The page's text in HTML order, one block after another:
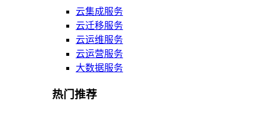
云集成服务
云迁移服务
云运维服务
云运营服务
大数据服务
热门推荐